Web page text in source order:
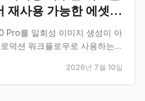
재사용 가능한 에셋까
Pro를 일회성 이미지 생성이 아
덕션 워크플로우로 사용하는
2026년 7월 10일